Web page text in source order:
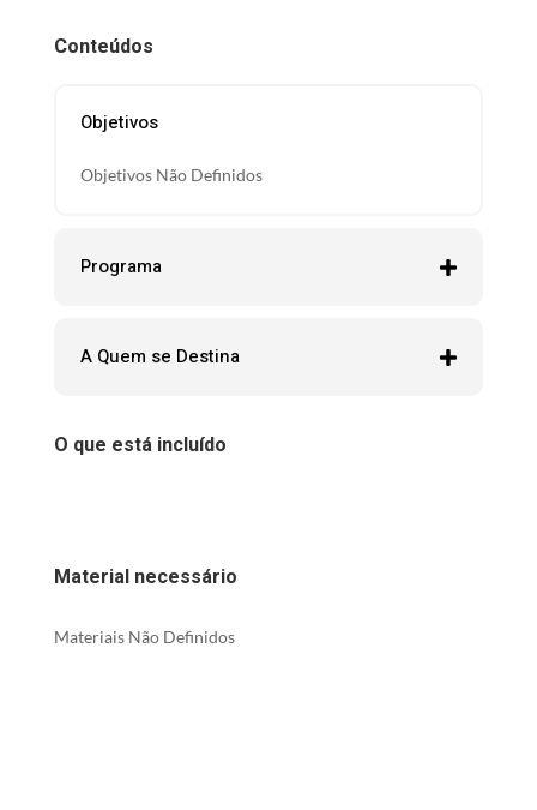
Conteúdos
Objetivos
Objetivos Não Definidos
Programa
A Quem se Destina
O que está incluído
Material necessário
Materiais Não Definidos